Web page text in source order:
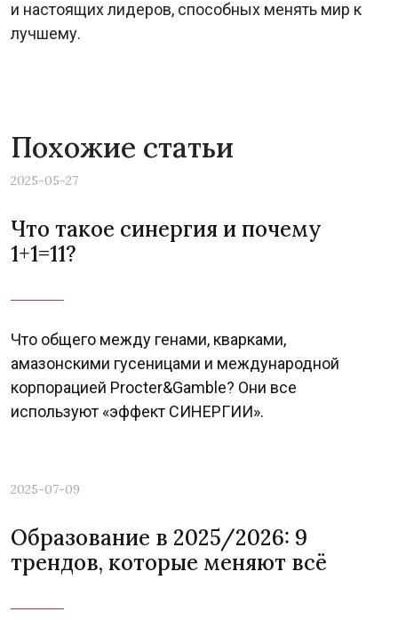
и настоящих лидеров, способных менять мир к
лучшему.
Похожие статьи
2025-05-27
Что такое синергия и почему
1+1=11?
Что общего между генами, кварками,
амазонскими гусеницами и международной
корпорацией Procter&Gamble? Они все
используют «эффект СИНЕРГИИ».
2025-07-09
Образование в 2025/2026: 9
трендов, которые меняют всё